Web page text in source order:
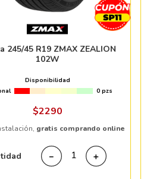
245/45 R19 ZMAX ZEALION
102W
Disponibilidad
0 pzs
$2290
gratis comprando online
＋
－